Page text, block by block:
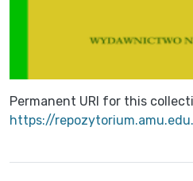
Permanent URI for this
https://